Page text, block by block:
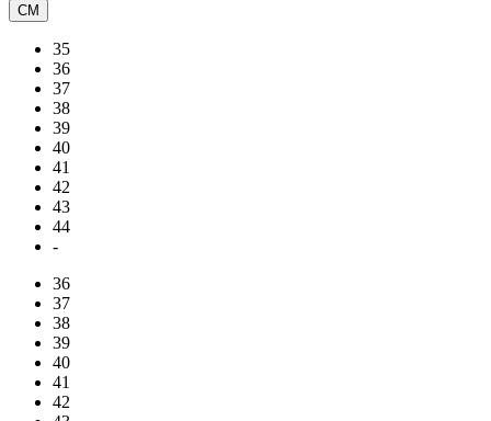
CM
35
36
37
38
39
40
41
42
43
44
-
36
37
38
39
40
41
42